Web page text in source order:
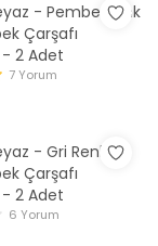
- Pembe Renk
Çarşafı
2 Adet
7 Yorum
- Gri Renk
Çarşafı
2 Adet
6 Yorum